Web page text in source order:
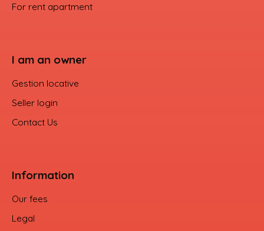
For rent apartment
I am an owner
Gestion locative
Seller login
Contact Us
Information
Our fees
Legal